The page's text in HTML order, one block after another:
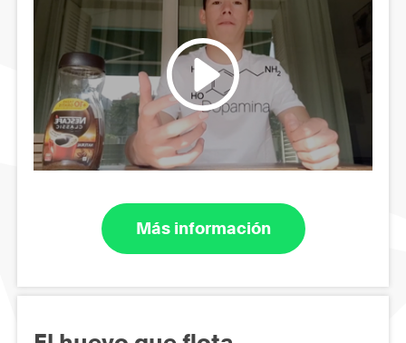
Más información